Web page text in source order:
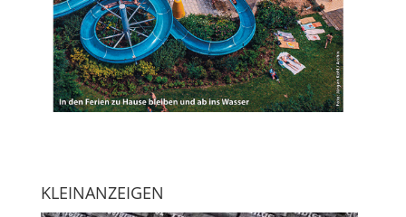
KLEINANZEIGEN